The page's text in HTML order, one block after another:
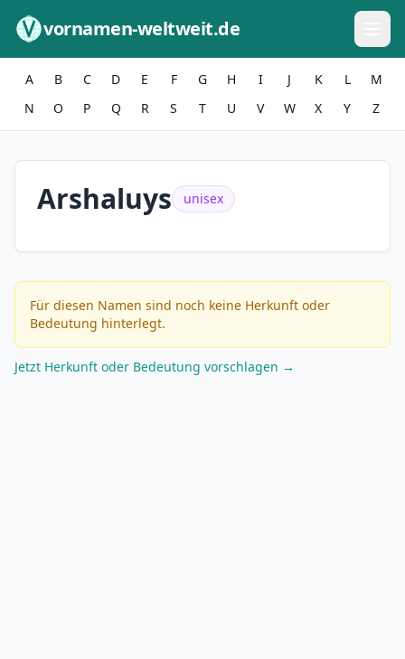
vornamen-weltweit.de
A B C D E F G H I J K L
M
N
O P Q R S T U V W X Y Z
Arshaluys unisex
Für diesen Namen sind noch keine Herkunft oder
Bedeutung hinterlegt.
Jetzt Herkunft oder Bedeutung vorschlagen →